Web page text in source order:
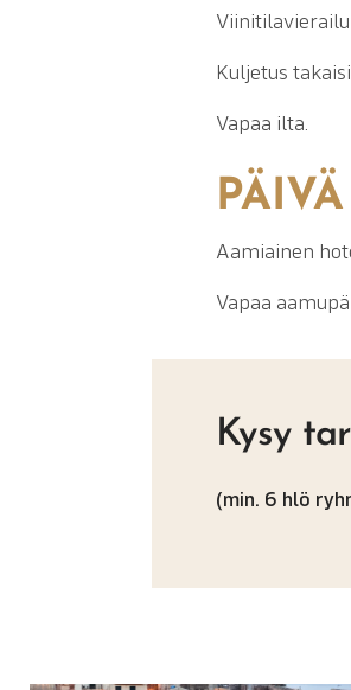
Kuljetus
Vapaa ilta.
Aamiainen
Vapaa
Kysy
(min. 6 hlö